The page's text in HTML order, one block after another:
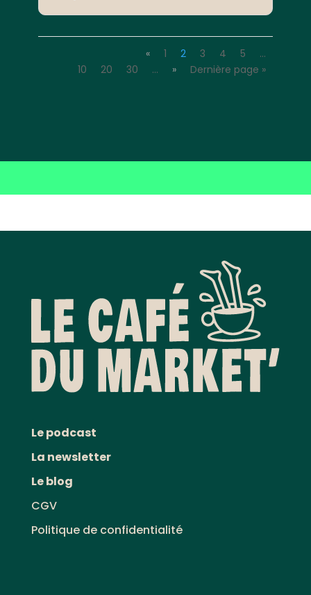
« 1 2 3 4 5
…
10
20 30 … » Dernière page »
Le podcast
La newsletter
Le blog
CGV
Politique de confidentialité